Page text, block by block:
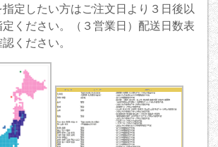
定したい方はご注文日より３日後以
ください。（３営業日）配送日数表
ください。